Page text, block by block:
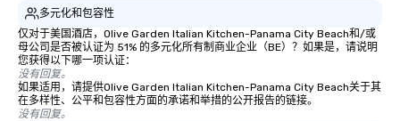
多元化和包容性
仅对于美国酒店，Olive Garden Italian Kitchen-Panama City Beach和/或
母公司是否被认证为 51% 的多元化所有制商业企业（BE）？如果是，请说明
您获得以下哪一项认证：
没有回复。
如果适用，请提供Olive Garden Italian Kitchen-Panama City Beach关于其
在多样性、公平和包容性方面的承诺和举措的公开报告的链接。
没有回复。